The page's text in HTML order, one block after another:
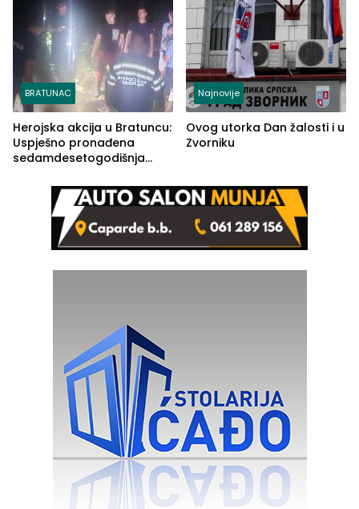
BRATUNAC
Herojska akcija u Bratuncu:
Uspješno pronađena
sedamdesetogodišnja
Kravice.
Najnovije
Ovog utorka Dan žalosti i u
Zvorniku